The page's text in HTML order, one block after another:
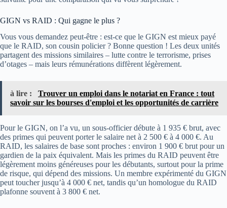
GIGN vs RAID : Qui gagne le plus ?
Vous vous demandez peut-être : est-ce que le GIGN est mieux payé
que le RAID, son cousin policier ? Bonne question ! Les deux unités
partagent des missions similaires – lutte contre le terrorisme, prises
d’otages – mais leurs rémunérations diffèrent légèrement.
à lire :
Trouver un emploi dans le notariat en France : tout
savoir sur les bourses d'emploi et les opportunités de carrière
Pour le GIGN, on l’a vu, un sous-officier débute à 1 935 € brut, avec
des primes qui peuvent porter le salaire net à 2 500 € à 4 000 €. Au
RAID, les salaires de base sont proches : environ 1 900 € brut pour un
gardien de la paix équivalent. Mais les primes du RAID peuvent être
légèrement moins généreuses pour les débutants, surtout pour la prime
de risque, qui dépend des missions. Un membre expérimenté du GIGN
peut toucher jusqu’à 4 000 € net, tandis qu’un homologue du RAID
plafonne souvent à 3 800 € net.